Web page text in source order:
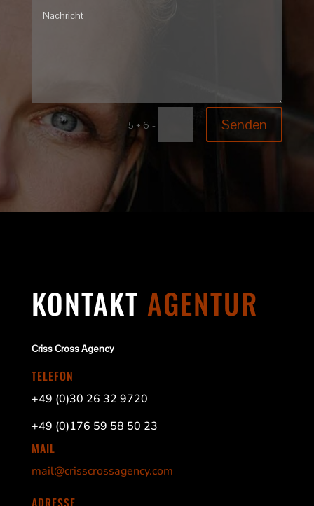
5 + 6 = Senden
KONTAKT AGENTUR
Criss Cross Agency
TELEFON
+49 (0)30 26 32 9720
+49 (0)176 59 58 50 23
MAIL
mail@crisscrossagency.com